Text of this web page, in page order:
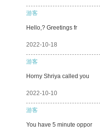
游客
Hello,? Greetings fr
2022-10-18
游客
Horny Shriya called you
2022-10-10
游客
You have 5 minute oppor